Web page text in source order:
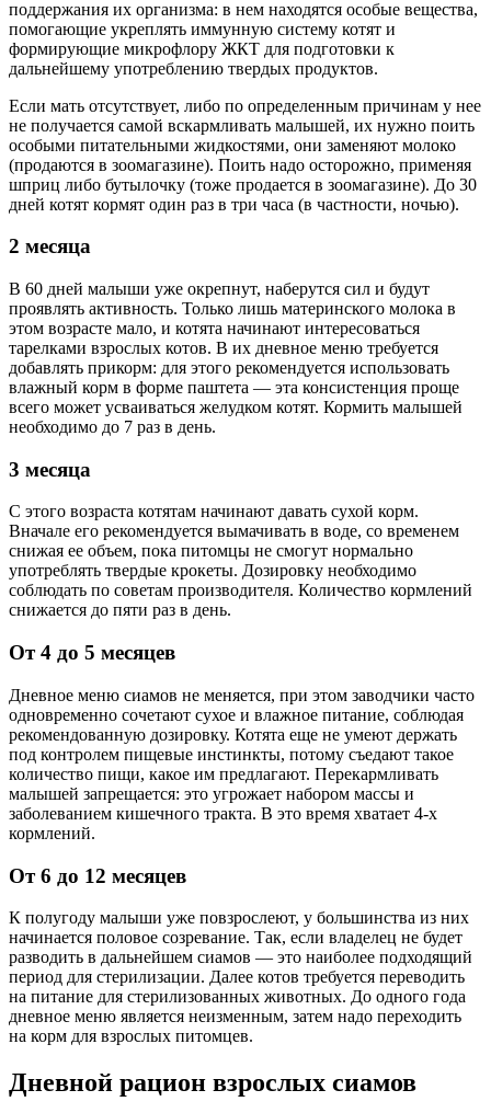
поддержания их организма: в нем находятся особые вещества,
помогающие укреплять иммунную систему котят и
формирующие микрофлору ЖКТ для подготовки к
дальнейшему употреблению твердых продуктов.
Если мать отсутствует, либо по определенным причинам у нее
не получается самой вскармливать малышей, их нужно поить
особыми питательными жидкостями, они заменяют молоко
(продаются в зоомагазине). Поить надо осторожно, применяя
шприц либо бутылочку (тоже продается в зоомагазине). До 30
дней котят кормят один раз в три часа (в частности, ночью).
2 месяца
В 60 дней малыши уже окрепнут, наберутся сил и будут
проявлять активность. Только лишь материнского молока в
этом возрасте мало, и котята начинают интересоваться
тарелками взрослых котов. В их дневное меню требуется
добавлять прикорм: для этого рекомендуется использовать
влажный корм в форме паштета — эта консистенция проще
всего может усваиваться желудком котят. Кормить малышей
необходимо до 7 раз в день.
3 месяца
С этого возраста котятам начинают давать сухой корм.
Вначале его рекомендуется вымачивать в воде, со временем
снижая ее объем, пока питомцы не смогут нормально
употреблять твердые крокеты. Дозировку необходимо
соблюдать по советам производителя. Количество кормлений
снижается до пяти раз в день.
От 4 до 5 месяцев
Дневное меню сиамов не меняется, при этом заводчики часто
одновременно сочетают сухое и влажное питание, соблюдая
рекомендованную дозировку. Котята еще не умеют держать
под контролем пищевые инстинкты, потому съедают такое
количество пищи, какое им предлагают. Перекармливать
малышей запрещается: это угрожает набором массы и
заболеванием кишечного тракта. В это время хватает 4-х
кормлений.
От 6 до 12 месяцев
К полугоду малыши уже повзрослеют, у большинства из них
начинается половое созревание. Так, если владелец не будет
разводить в дальнейшем сиамов — это наиболее подходящий
период для стерилизации. Далее котов требуется переводить
на питание для стерилизованных животных. До одного года
дневное меню является неизменным, затем надо переходить
на корм для взрослых питомцев.
Дневной рацион взрослых сиамов